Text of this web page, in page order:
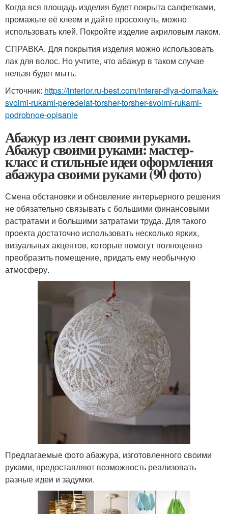
Когда вся площадь изделия будет покрыта салфетками,
промажьте её клеем и дайте просохнуть, можно
использовать клей. Покройте изделие акриловым лаком.
СПРАВКА. Для покрытия изделия можно использовать
лак для волос. Но учтите, что абажур в таком случае
нельзя будет мыть.
Источник: https://interior.ru-best.com/interer-dlya-doma/kak-
svoimi-rukami-peredelat-torsher-torsher-svoimi-rukami-
podrobnoe-opisanie
Абажур из лент своими руками.
Абажур своими руками: мастер-
класс и стильные идеи оформления
абажура своими руками (90 фото)
Смена обстановки и обновление интерьерного решения
не обязательно связывать с большими финансовыми
растратами и большими затратами труда. Для такого
проекта достаточно использовать несколько ярких,
визуальных акцентов, которые помогут полноценно
преобразить помещение, придать ему необычную
атмосферу.
Предлагаемые фото абажура, изготовленного своими
руками, предоставляют возможность реализовать
разные идеи и задумки.